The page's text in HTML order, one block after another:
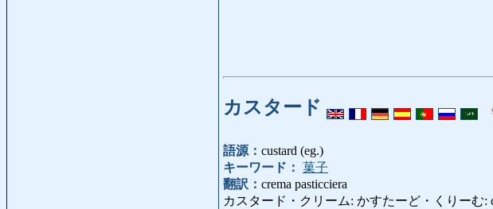
カスタード
語源： custard (eg.)
キーワード： 菓子
翻訳： crema pasticciera
カスタード・クリーム: かすたーど・くりーむ: